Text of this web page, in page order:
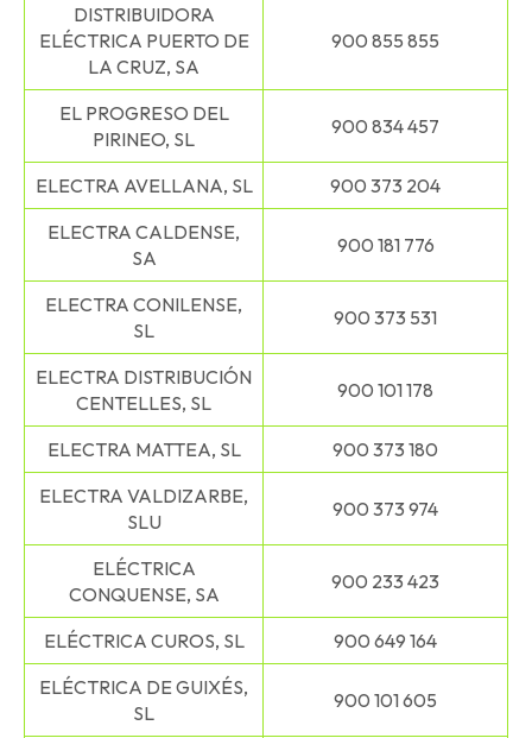
DISTRIBUIDORA
ELÉCTRICA PUERTO DE
LA CRUZ, SA
900 855 855
EL PROGRESO DEL
PIRINEO, SL
900 834 457
ELECTRA AVELLANA, SL
900 373 204
ELECTRA CALDENSE,
SA
900 181 776
ELECTRA CONILENSE,
SL
900 373 531
ELECTRA DISTRIBUCIÓN
CENTELLES, SL
900 101 178
ELECTRA MATTEA, SL
900 373 180
ELECTRA VALDIZARBE,
SLU
900 373 974
ELÉCTRICA
CONQUENSE, SA
900 233 423
ELÉCTRICA CUROS, SL
900 649 164
ELÉCTRICA DE GUIXÉS,
SL
900 101 605